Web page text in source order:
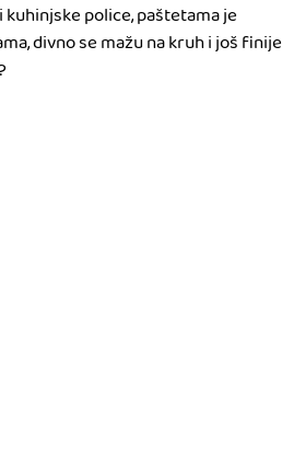
police, paštetama je
divno se mažu na kruh i još finije